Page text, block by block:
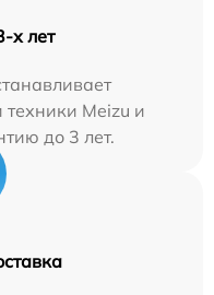
х лет
Meizu и
до 3 лет.